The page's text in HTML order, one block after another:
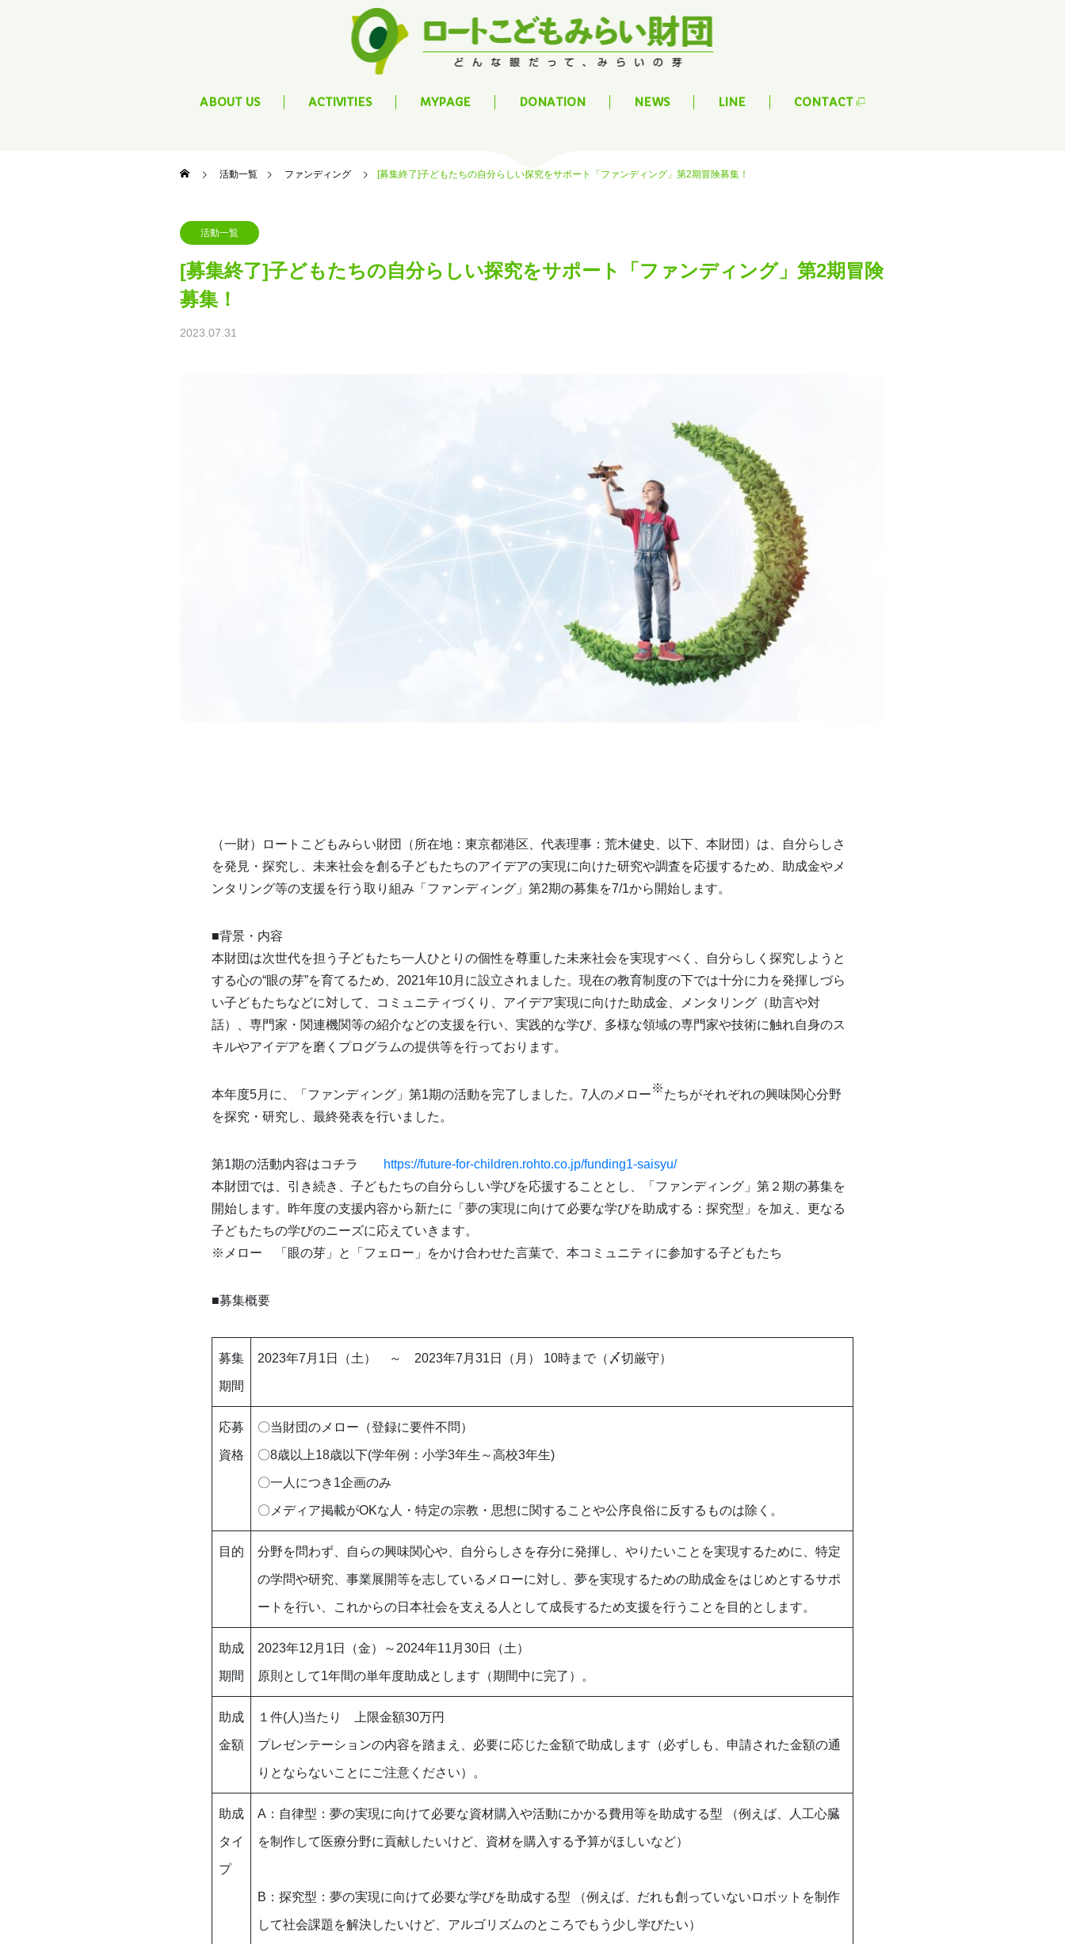
ABOUT US ACTIVITIES MYPAGE DONATION NEWS LINE CONTACT
活動一覧 ファンディング [募集終了]子どもたちの自分らしい探究をサポート「ファンディング」第2期冒険募集！
活動一覧
[募集終了]子どもたちの自分らしい探究をサポート「ファンディング」第2期冒険
募集！
2023.07.31
（一財）ロートこどもみらい財団（所在地：東京都港区、代表理事：荒木健史、以下、本財団）は、自分らしさ
を発見・探究し、未来社会を創る子どもたちのアイデアの実現に向けた研究や調査を応援するため、助成金やメ
ンタリング等の支援を行う取り組み「ファンディング」第2期の募集を7/1から開始します。
■背景・内容
本財団は次世代を担う子どもたち一人ひとりの個性を尊重した未来社会を実現すべく、自分らしく探究しようと
する心の“眼の芽”を育てるため、2021年10月に設立されました。現在の教育制度の下では十分に力を発揮しづら
い子どもたちなどに対して、コミュニティづくり、アイデア実現に向けた助成金、メンタリング（助言や対
話）、専門家・関連機関等の紹介などの支援を行い、実践的な学び、多様な領域の専門家や技術に触れ自身のス
キルやアイデアを磨くプログラムの提供等を行っております。
本年度5月に、「ファンディング」第1期の活動を完了しました。7人のメロー※たちがそれぞれの興味関心分野
を探究・研究し、最終発表を行いました。
第1期の活動内容はコチラ
https://future-for-children.rohto.co.jp/funding1-saisyu/
本財団では、引き続き、子どもたちの自分らしい学びを応援することとし、「ファンディング」第２期の募集を
開始します。昨年度の支援内容から新たに「夢の実現に向けて必要な学びを助成する：探究型」を加え、更なる
子どもたちの学びのニーズに応えていきます。
※メロー 「眼の芽」と「フェロー」をかけ合わせた言葉で、本コミュニティに参加する子どもたち
■募集概要
募集
期間
2023年7月1日（土） ～ 2023年7月31日（月） 10時まで（〆切厳守）
応募
資格
〇当財団のメロー（登録に要件不問）
〇8歳以上18歳以下(学年例：小学3年生～高校3年生)
〇一人につき1企画のみ
〇メディア掲載がOKな人・特定の宗教・思想に関することや公序良俗に反するものは除く。
目的 分野を問わず、自らの興味関心や、自分らしさを存分に発揮し、やりたいことを実現するために、特定
の学問や研究、事業展開等を志しているメローに対し、夢を実現するための助成金をはじめとするサポ
ートを行い、これからの日本社会を支える人として成長するため支援を行うことを目的とします。
助成
期間
2023年12月1日（金）～2024年11月30日（土）
原則として1年間の単年度助成とします（期間中に完了）。
助成
金額
１件(人)当たり 上限金額30万円
プレゼンテーションの内容を踏まえ、必要に応じた金額で助成します（必ずしも、申請された金額の通
りとならないことにご注意ください）。
助成
タイ
プ
A：自律型：夢の実現に向けて必要な資材購入や活動にかかる費用等を助成する型 （例えば、人工心臓
を制作して医療分野に貢献したいけど、資材を購入する予算がほしいなど）
B：探究型：夢の実現に向けて必要な学びを助成する型 （例えば、だれも創っていないロボットを制作
して社会課題を解決したいけど、アルゴリズムのところでもう少し学びたい）